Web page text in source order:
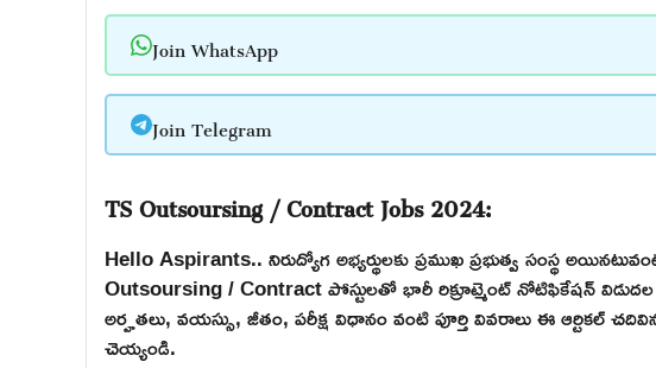
Join WhatsApp
Join Telegram
TS Outsoursing / Contract Jobs 2024:
Hello Aspirants.. నిరుద్యోగ అభ్యర్థులకు ప్రముఖ ప్రభుత్వ సంస్థ
Outsoursing / Contract పోస్టులతో భారీ రిక్రూట్మెంట్ నోటిఫికేషన్
అర్హతలు, వయస్సు, జీతం, పరీక్ష విధానం వంటి పూర్తి వివరాలు ఈ ఆర్టికల్
చెయ్యండి.